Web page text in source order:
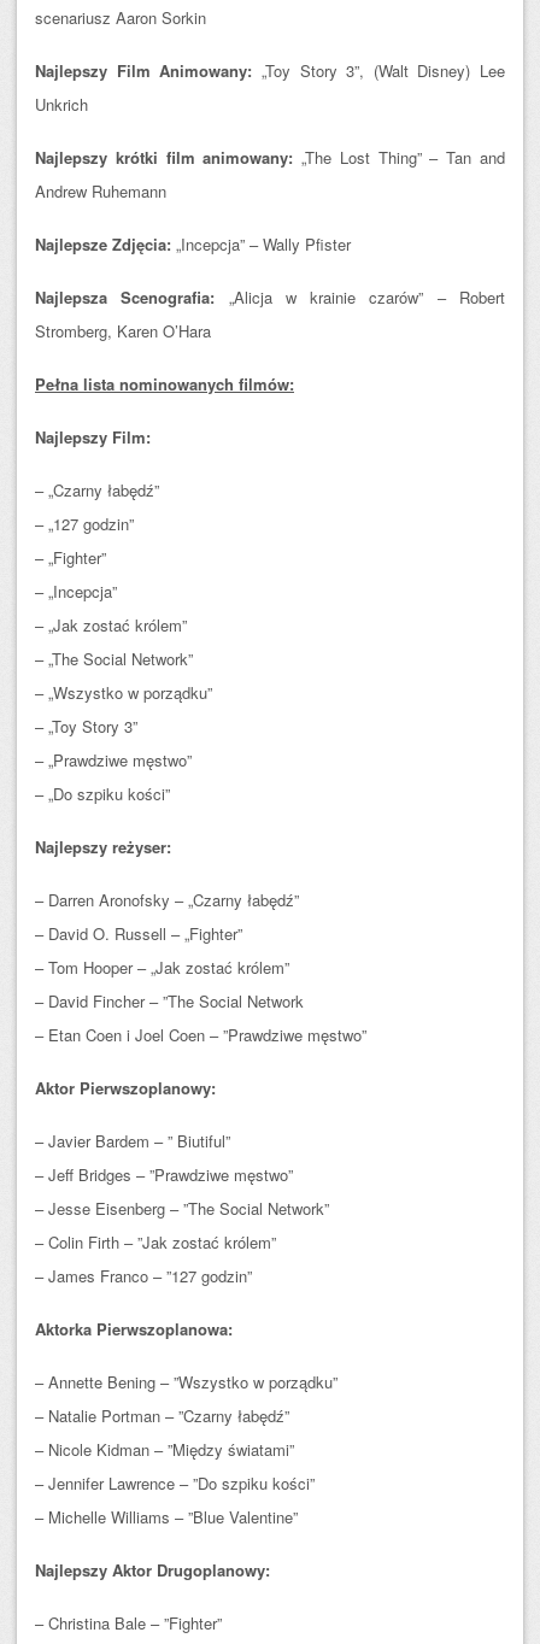
scenariusz Aaron Sorkin
Najlepszy Film Animowany: „Toy Story 3”, (Walt Disney) Lee
Unkrich
Najlepszy krótki film animowany: „The Lost Thing” – Tan and
Andrew Ruhemann
Najlepsze Zdjęcia: „Incepcja” – Wally Pfister
Najlepsza Scenografia: „Alicja w krainie czarów” – Robert
Stromberg, Karen O’Hara
Pełna lista nominowanych filmów:
Najlepszy Film:
– „Czarny łabędź”
– „127 godzin”
– „Fighter”
– „Incepcja”
– „Jak zostać królem”
– „The Social Network”
– „Wszystko w porządku”
– „Toy Story 3”
– „Prawdziwe męstwo”
– „Do szpiku kości”
Najlepszy reżyser:
– Darren Aronofsky – „Czarny łabędź”
– David O. Russell – „Fighter”
– Tom Hooper – „Jak zostać królem”
– David Fincher – ”The Social Network
– Etan Coen i Joel Coen – ”Prawdziwe męstwo”
Aktor Pierwszoplanowy:
– Javier Bardem – ” Biutiful”
– Jeff Bridges – ”Prawdziwe męstwo”
– Jesse Eisenberg – ”The Social Network”
– Colin Firth – ”Jak zostać królem”
– James Franco – ”127 godzin”
Aktorka Pierwszoplanowa:
– Annette Bening – ”Wszystko w porządku”
– Natalie Portman – ”Czarny łabędź”
– Nicole Kidman – ”Między światami”
– Jennifer Lawrence – ”Do szpiku kości”
– Michelle Williams – ”Blue Valentine”
Najlepszy Aktor Drugoplanowy:
– Christina Bale – ”Fighter”